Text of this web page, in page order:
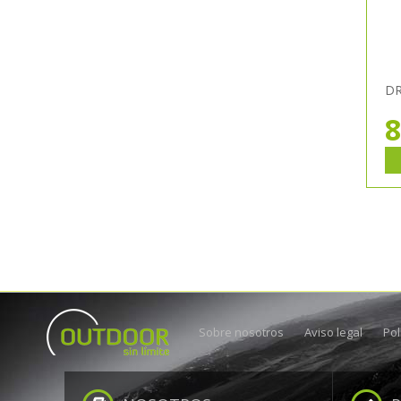
Sobre nosotros Aviso legal